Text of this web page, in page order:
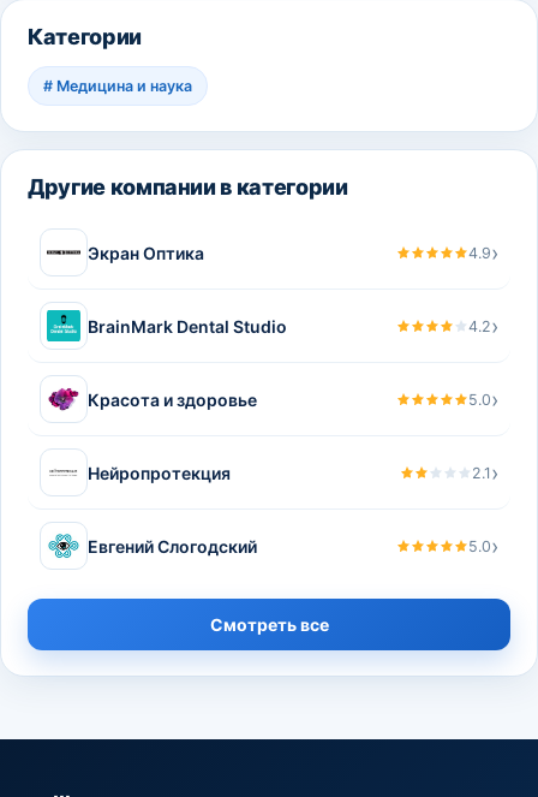
Категории
# Медицина и наука
Другие компании в категории
Экран Оптика 4.9›
BrainMark Dental Studio 4.2›
Красота и здоровье 5.0›
Нейропротекция 2.1 ›
Евгений Слогодский 5.0›
Смотреть все